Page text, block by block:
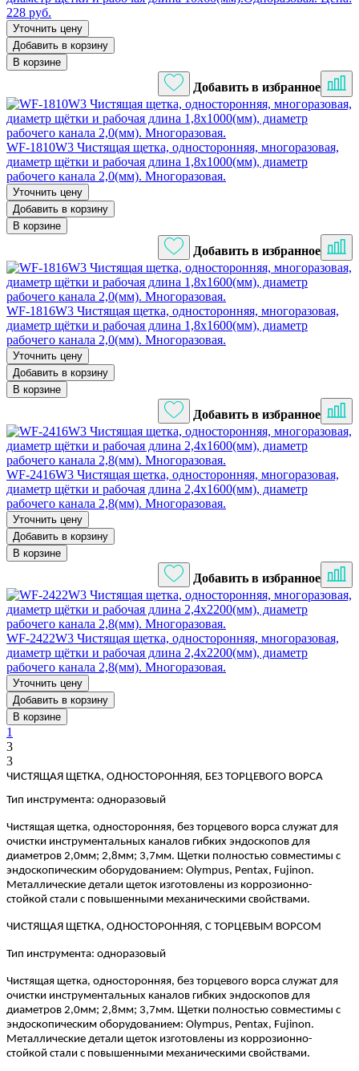
228 руб.
Уточнить цену
Добавить в корзину
В корзине
Добавить в избранное
WF-1810W3 Чистящая щетка, односторонняя, многоразовая,
диаметр щётки и рабочая длина 1,8х1000(мм), диаметр
рабочего канала 2,0(мм). Многоразовая.
Уточнить цену
Добавить в корзину
В корзине
Добавить в избранное
WF-1816W3 Чистящая щетка, односторонняя, многоразовая,
диаметр щётки и рабочая длина 1,8х1600(мм), диаметр
рабочего канала 2,0(мм). Многоразовая.
Уточнить цену
Добавить в корзину
В корзине
Добавить в избранное
WF-2416W3 Чистящая щетка, односторонняя, многоразовая,
диаметр щётки и рабочая длина 2,4х1600(мм), диаметр
рабочего канала 2,8(мм). Многоразовая.
Уточнить цену
Добавить в корзину
В корзине
Добавить в избранное
WF-2422W3 Чистящая щетка, односторонняя, многоразовая,
диаметр щётки и рабочая длина 2,4х2200(мм), диаметр
рабочего канала 2,8(мм). Многоразовая.
Уточнить цену
Добавить в корзину
В корзине
1
3
3
ЧИСТЯЩАЯ ЩЕТКА, ОДНОСТОРОННЯЯ, БЕЗ ТОРЦЕВОГО ВОРСА
Тип инструмента: одноразовый
Чистящая щетка, односторонняя, без торцевого ворса служат для
очистки инструментальных каналов гибких эндоскопов для
диаметров 2,0мм; 2,8мм; 3,7мм. Щетки полностью совместимы с
эндоскопическим оборудованием: Olympus, Pentax, Fujinon.
Металлические детали щеток изготовлены из коррозионно-
стойкой стали с повышенными механическими свойствами.
ЧИСТЯЩАЯ ЩЕТКА, ОДНОСТОРОННЯЯ, С ТОРЦЕВЫМ ВОРСОМ
Тип инструмента: одноразовый
Чистящая щетка, односторонняя, без торцевого ворса служат для
очистки инструментальных каналов гибких эндоскопов для
диаметров 2,0мм; 2,8мм; 3,7мм. Щетки полностью совместимы с
эндоскопическим оборудованием: Olympus, Pentax, Fujinon.
Металлические детали щеток изготовлены из коррозионно-
стойкой стали с повышенными механическими свойствами.